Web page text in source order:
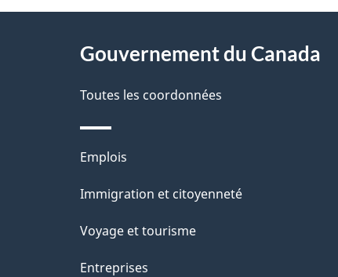
D
é
t
a
i
l
d
e
l
Gouvernement du Canada
Toutes les coordonnées
Thèmes
et
Emplois
Immigration et citoyenneté
Voyage et tourisme
Entreprises